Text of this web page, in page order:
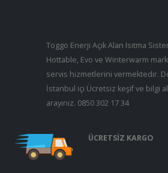
Toggo Enerji Açık Alan Isıtma
Hottable, Evo ve Winterwarm
servis hizmetlerini vermektedir.
İstanbul içi Ücretsiz keşif ve bilgi
arayınız. 0850 302 17 34
ÜCRETSİZ KARGO